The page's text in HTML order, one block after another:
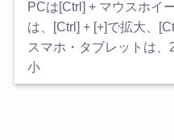
PCは[Ctrl] + マウスホイ
は、[Ctrl] + [+]で拡大、
スマホ・タブレットは
小